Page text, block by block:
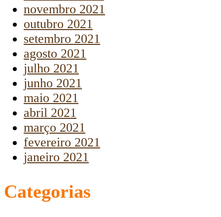
novembro 2021
outubro 2021
setembro 2021
agosto 2021
julho 2021
junho 2021
maio 2021
abril 2021
março 2021
fevereiro 2021
janeiro 2021
Categorias